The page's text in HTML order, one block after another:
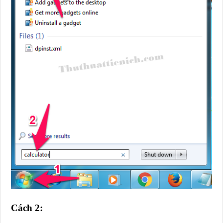
Cách 2: